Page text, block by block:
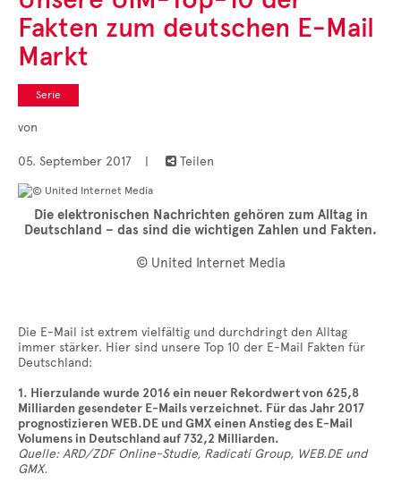
Cases
• Themen-Serien
• Kurzinterviews
Fakten zum deutschen E-Mail
Markt
Serie
von
05. September 2017 |  Teilen
Die elektronischen Nachrichten gehören zum Alltag in
Deutschland – das sind die wichtigen Zahlen und Fakten.
© United Internet Media
Die E-Mail ist extrem vielfältig und durchdringt den Alltag
immer stärker. Hier sind unsere Top 10 der E-Mail Fakten für
Deutschland:
1. Hierzulande wurde 2016 ein neuer Rekordwert von 625,8
Milliarden gesendeter E-Mails verzeichnet. Für das Jahr 2017
prognostizieren WEB.DE und GMX einen Anstieg des E-Mail
Volumens in Deutschland auf 732,2 Milliarden.
Quelle: ARD/ZDF Online-Studie, Radicati Group, WEB.DE und
GMX.